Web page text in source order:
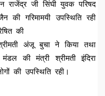
राजेंद्र जी सिंघी युवक परिषद
गरिमामयी उपस्थिति रही
की
अंजू बुचा ने किया तथा
मंडल की मंत्री श्रीमती इंदिरा
की उपस्थिति रही।